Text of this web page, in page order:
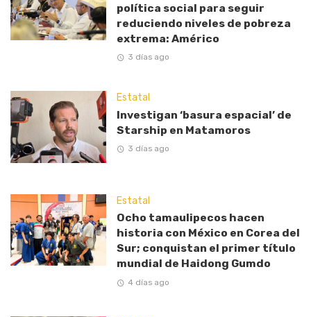
política social para seguir
reduciendo niveles de pobreza
extrema: Américo
3 días ago
Estatal
Investigan ‘basura espacial’ de
Starship en Matamoros
3 días ago
Estatal
Ocho tamaulipecos hacen
historia con México en Corea del
Sur; conquistan el primer título
mundial de Haidong Gumdo
4 días ago